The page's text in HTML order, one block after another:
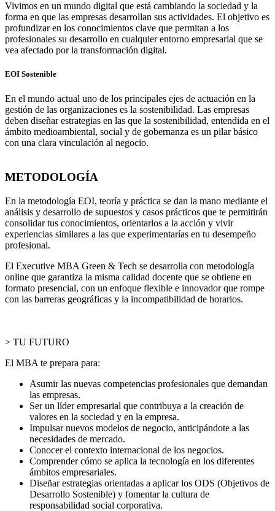
Vivimos en un mundo digital que está cambiando la sociedad y la
forma en que las empresas desarrollan sus actividades. El objetivo es
profundizar en los conocimientos clave que permitan a los
profesionales su desarrollo en cualquier entorno empresarial que se
vea afectado por la transformación digital.
EOI Sostenible
En el mundo actual uno de los principales ejes de actuación en la
gestión de las organizaciones es la sostenibilidad. Las empresas
deben diseñar estrategias en las que la sostenibilidad, entendida en el
ámbito medioambiental, social y de gobernanza es un pilar básico
con una clara vinculación al negocio.
METODOLOGÍA
En la metodología EOI, teoría y práctica se dan la mano mediante el
análisis y desarrollo de supuestos y casos prácticos que te permitirán
consolidar tus conocimientos, orientarlos a la acción y vivir
experiencias similares a las que experimentarías en tu desempeño
profesional.
El Executive MBA Green & Tech se desarrolla con metodología
online que garantiza la misma calidad docente que se obtiene en
formato presencial, con un enfoque flexible e innovador que rompe
con las barreras geográficas y la incompatibilidad de horarios.
> TU FUTURO
El MBA te prepara para:
Asumir las nuevas competencias profesionales que demandan
las empresas.
Ser un líder empresarial que contribuya a la creación de
valores en la sociedad y en la empresa.
Impulsar nuevos modelos de negocio, anticipándote a las
necesidades de mercado.
Conocer el contexto internacional de los negocios.
Comprender cómo se aplica la tecnología en los diferentes
ámbitos empresariales.
Diseñar estrategias orientadas a aplicar los ODS (Objetivos de
Desarrollo Sostenible) y fomentar la cultura de
responsabilidad social corporativa.